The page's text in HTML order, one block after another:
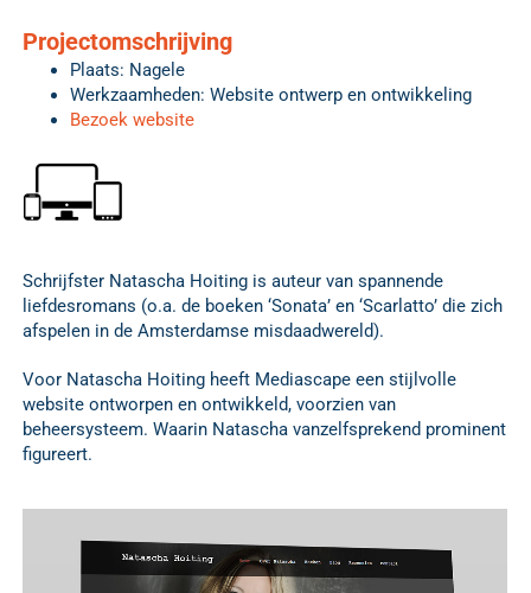
Projectomschrijving
Plaats: Nagele
Werkzaamheden: Website ontwerp en ontwikkeling
Bezoek website
Schrijfster Natascha Hoiting is auteur van spannende
liefdesromans (o.a. de boeken ‘Sonata’ en ‘Scarlatto’ die zich
afspelen in de Amsterdamse misdaadwereld).
Voor Natascha Hoiting heeft Mediascape een stijlvolle
website ontworpen en ontwikkeld, voorzien van
beheersysteem. Waarin Natascha vanzelfsprekend prominent
figureert.